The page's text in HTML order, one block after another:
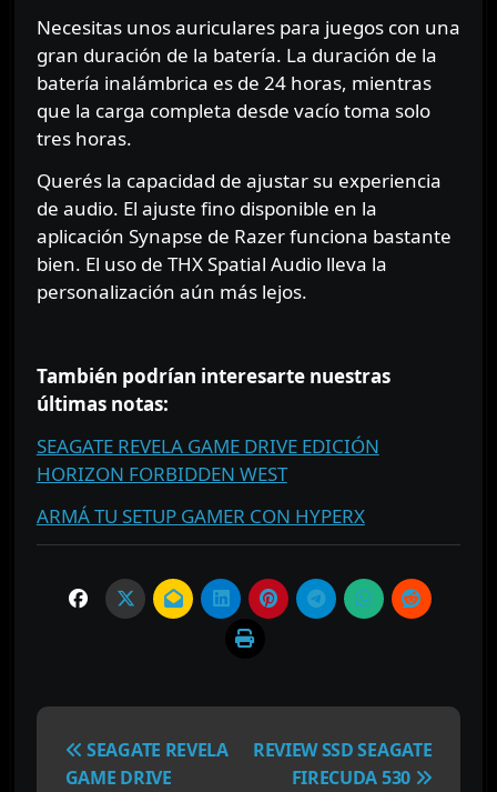
Necesitas unos auriculares para juegos con una
gran duración de la batería. La duración de la
batería inalámbrica es de 24 horas, mientras
que la carga completa desde vacío toma solo
tres horas.
Querés la capacidad de ajustar su experiencia
de audio. El ajuste fino disponible en la
aplicación Synapse de Razer funciona bastante
bien. El uso de THX Spatial Audio lleva la
personalización aún más lejos.
También podrían interesarte nuestras
últimas notas:
SEAGATE REVELA GAME DRIVE EDICIÓN
HORIZON FORBIDDEN WEST
ARMÁ TU SETUP GAMER CON HYPERX
N
SEAGATE REVELA
GAME DRIVE
REVIEW SSD SEAGATE
FIRECUDA 530